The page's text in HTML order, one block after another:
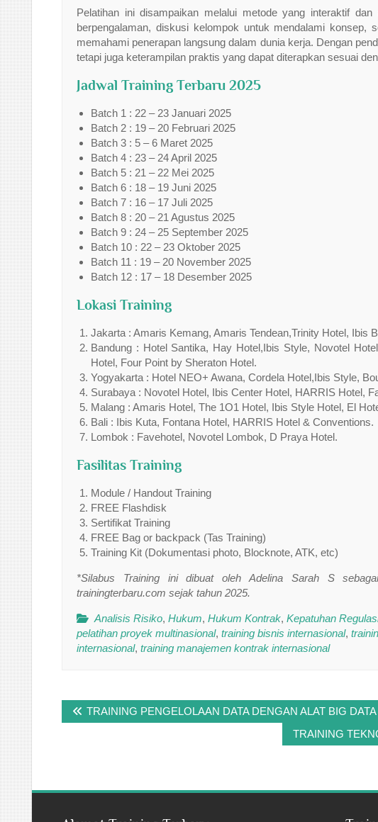
Pelatihan ini disampaikan melalui metode yang interaktif
berpengalaman, diskusi kelompok untuk mendalami
memahami penerapan langsung dalam dunia kerja. Dengan
tetapi juga keterampilan praktis yang dapat diterapkan sesuai
Jadwal Training Terbaru 2025
Batch 1 : 22 – 23 Januari 2025
Batch 2 : 19 – 20 Februari 2025
Batch 3 : 5 – 6 Maret 2025
Batch 4 : 23 – 24 April 2025
Batch 5 : 21 – 22 Mei 2025
Batch 6 : 18 – 19 Juni 2025
Batch 7 : 16 – 17 Juli 2025
Batch 8 : 20 – 21 Agustus 2025
Batch 9 : 24 – 25 September 2025
Batch 10 : 22 – 23 Oktober 2025
Batch 11 : 19 – 20 November 2025
Batch 12 : 17 – 18 Desember 2025
Lokasi Training
Jakarta : Amaris Kemang, Amaris Tendean,Trinity Hotel, Ibis
Bandung : Hotel Santika, Hay Hotel,Ibis Style, Novotel
Hotel, Four Point by Sheraton Hotel.
Yogyakarta : Hotel NEO+ Awana, Cordela Hotel,Ibis Style,
Surabaya : Novotel Hotel, Ibis Center Hotel, HARRIS Hotel,
Malang : Amaris Hotel, The 1O1 Hotel, Ibis Style Hotel, El
Bali : Ibis Kuta, Fontana Hotel, HARRIS Hotel & Conventions.
Lombok : Favehotel, Novotel Lombok, D Praya Hotel.
Fasilitas Training
Module / Handout Training
FREE Flashdisk
Sertifikat Training
FREE Bag or backpack (Tas Training)
Training Kit (Dokumentasi photo, Blocknote, ATK, etc)
*Silabus Training ini dibuat oleh Adelina Sarah S
trainingterbaru.com sejak tahun 2025.
Analisis Risiko, Hukum, Hukum Kontrak, Kepatuhan
pelatihan proyek multinasional, training bisnis internasional,
internasional, training manajemen kontrak internasional
Post
navigation
TRAINING PENGELOLAAN DATA DENGAN ALAT BIG DATA
TRAINING